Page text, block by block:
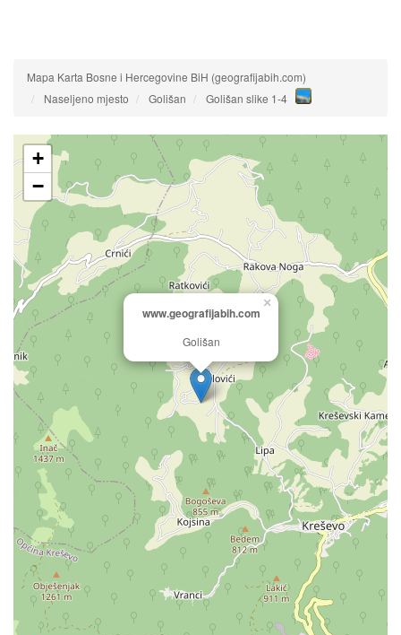
Mapa Karta Bosne i Hercegovine BiH (geografijabih.com)
Naseljeno mjesto
Golišan Golišan slike 1-4
www.geografijabih.com
Golišan
×
+
−